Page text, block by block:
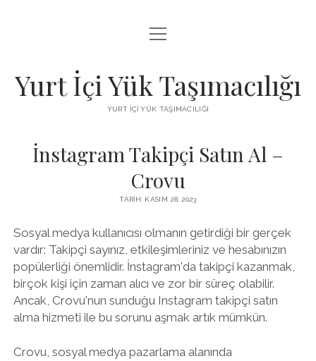
BEDAVA FACEBOOK BEĞENI KAZANMA
FACEBOOK SAYFA BEĞENDIRME HILESI İNDIR
menüyü
aç
Yurt İçi Yük Taşımacılığı
YURT İÇI YÜK TAŞIMACILIĞI
İnstagram Takipçi Satın Al –
Crovu
TARIH: KASIM 28, 2023
Sosyal medya kullanıcısı olmanın getirdiği bir gerçek
vardır: Takipçi sayınız, etkileşimleriniz ve hesabınızın
popülerliği önemlidir. İnstagram'da takipçi kazanmak,
birçok kişi için zaman alıcı ve zor bir süreç olabilir.
Ancak, Crovu'nun sunduğu Instagram takipçi satın
alma hizmeti ile bu sorunu aşmak artık mümkün.
Crovu, sosyal medya pazarlama alanında